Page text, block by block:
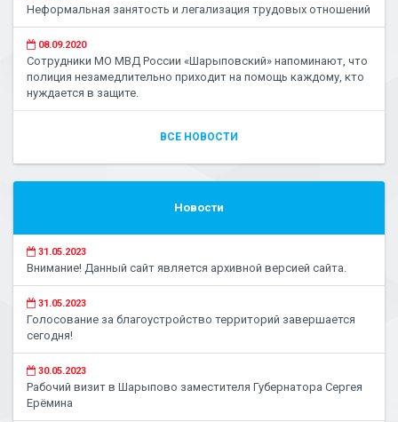
Неформальная занятость и легализация трудовых отношений
08.09.2020
Сотрудники МО МВД России «Шарыповский» напоминают, что
полиция незамедлительно приходит на помощь каждому, кто
нуждается в защите.
ВСЕ НОВОСТИ
Новости
31.05.2023
Внимание! Данный сайт является архивной версией сайта.
31.05.2023
Голосование за благоустройство территорий завершается
сегодня!
30.05.2023
Рабочий визит в Шарыпово заместителя Губернатора Сергея
Ерёмина